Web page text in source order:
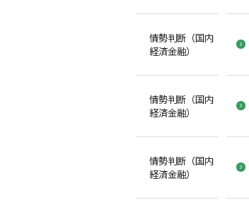
情勢判断（国内
経済金融）
情勢判断（国内
経済金融）
情勢判断（国内
経済金融）